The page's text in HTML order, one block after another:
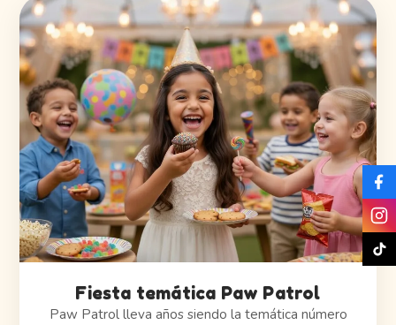
Fiesta temática Paw Patrol
Paw Patrol lleva años siendo la temática número